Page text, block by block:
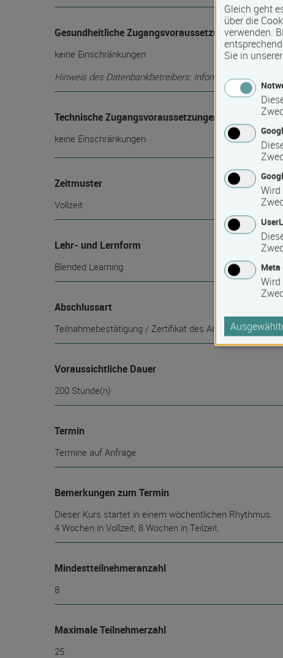
Gesundheitliche Zugangsvoraussetzungen
keine Einschränkungen
Hinweis des Datenbankbetreibers: Informationen über
Technische Zugangsvoraussetzungen
keine Einschränkungen
Zeitmuster
Vollzeit
Lehr- und Lernform
Blended Learning
Abschlussart
Teilnahmebestätigung / Zertifikat des Anbieters
Voraussichtliche Dauer
200 Stunde(n)
Termin
Termine auf Anfrage
Bemerkungen zum Termin
Dieser Kurs startet in einem wöchentlichen Rhythmus.
4 Wochen in Vollzeit, 8 Wochen in Teilzeit.
Mindest­teilnehmer­anzahl
8
Maximale Teilnehmerzahl
25
Gleich geht
über die
verwenden.
Sie in unserer
Meta